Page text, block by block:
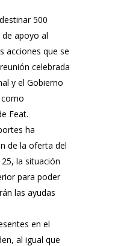
500
apoyo al
acciones que se
celebrada
y el Gobierno
Feat.
ha
de la oferta del
la situación
para poder
las ayudas
en el
al igual que